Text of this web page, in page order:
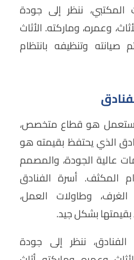
المكتبي، ننظر إلى جودة
وعمره، وماركته. الأثاث
صيانته وتنظيفه بانتظام
هو قطاع متخصص،
الذي يحتفظ بقيمته هو
عالية الجودة، والمصمم
المكثف. أسرة الفنادق
الغرف، وطاولات العمل،
بشكل جيد.
ننظر إلى جودة